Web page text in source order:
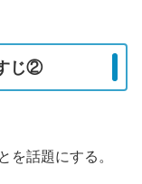
じ②
を話題にする。